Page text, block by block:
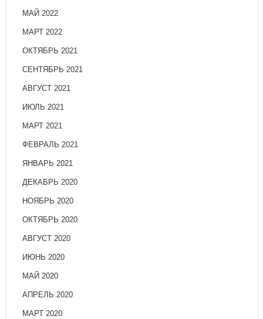
МАЙ 2022
МАРТ 2022
ОКТЯБРЬ 2021
СЕНТЯБРЬ 2021
АВГУСТ 2021
ИЮЛЬ 2021
МАРТ 2021
ФЕВРАЛЬ 2021
ЯНВАРЬ 2021
ДЕКАБРЬ 2020
НОЯБРЬ 2020
ОКТЯБРЬ 2020
АВГУСТ 2020
ИЮНЬ 2020
МАЙ 2020
АПРЕЛЬ 2020
МАРТ 2020